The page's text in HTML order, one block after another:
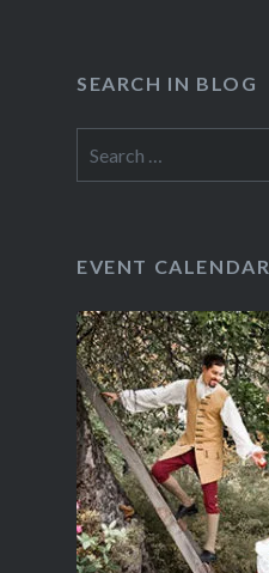
SEARCH IN BLOG
for:
EVENT CALENDAR